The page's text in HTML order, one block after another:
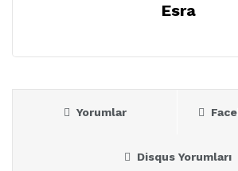
Esra
Yorumlar
Disqus Yorumları